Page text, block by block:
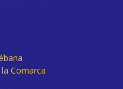
Comarca